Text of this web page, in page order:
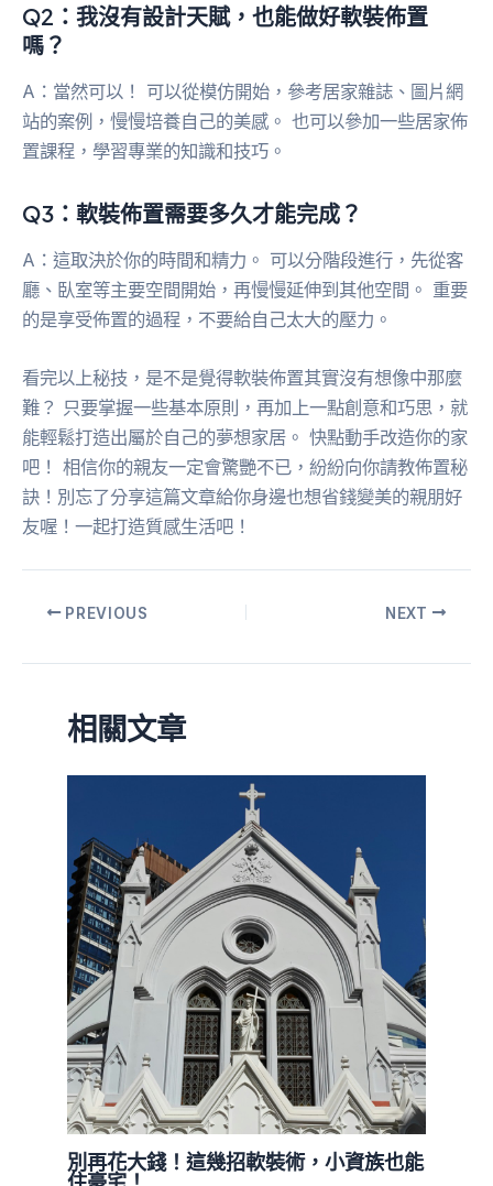
Q2：我沒有設計天賦，也能做好軟裝佈置
嗎？
A：當然可以！ 可以從模仿開始，參考居家雜誌、圖片網
站的案例，慢慢培養自己的美感。 也可以參加一些居家佈
置課程，學習專業的知識和技巧。
Q3：軟裝佈置需要多久才能完成？
A：這取決於你的時間和精力。 可以分階段進行，先從客
廳、臥室等主要空間開始，再慢慢延伸到其他空間。 重要
的是享受佈置的過程，不要給自己太大的壓力。
看完以上秘技，是不是覺得軟裝佈置其實沒有想像中那麼
難？ 只要掌握一些基本原則，再加上一點創意和巧思，就
能輕鬆打造出屬於自己的夢想家居。 快點動手改造你的家
吧！ 相信你的親友一定會驚艷不已，紛紛向你請教佈置秘
訣！別忘了分享這篇文章給你身邊也想省錢變美的親朋好
友喔！一起打造質感生活吧！
PREVIOUS NEXT
相關文章
別再花大錢！這幾招軟裝術，小資族也能